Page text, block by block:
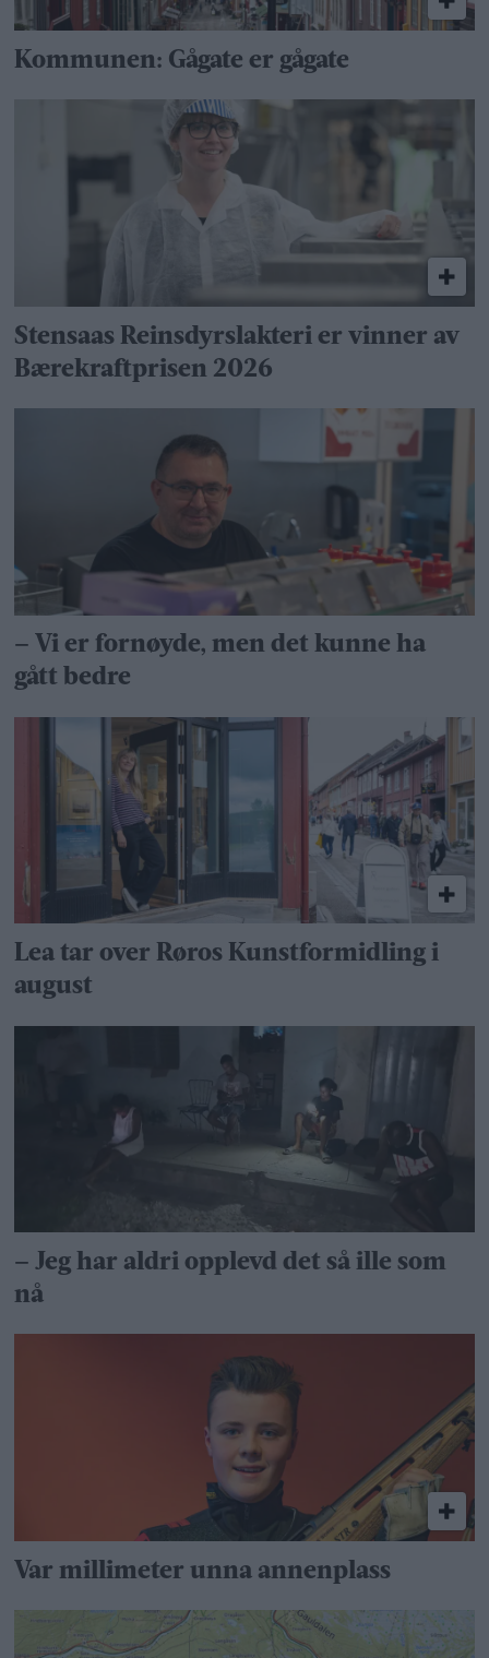
Kommunen: Gågate er gågate
Stensaas Reinsdyrslakteri er vinner av
Bærekraftprisen 2026
– Vi er fornøyde, men det kunne ha
gått bedre
Lea tar over Røros Kunstformidling i
august
– Jeg har aldri opplevd det så ille som
nå
Var millimeter unna annenplass